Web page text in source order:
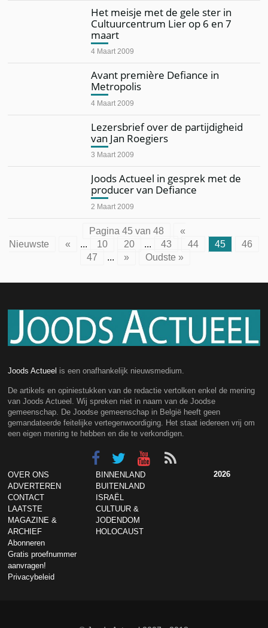
Het meisje met de gele ster in
Cultuurcentrum Lier op 6 en 7
maart
4 Maart 2009
Avant première Defiance in
Metropolis
4 Maart 2009
Lezersbrief over de partijdigheid
van Jan Roegiers
3 Maart 2009
Joods Actueel in gesprek met de
producer van Defiance
2 Maart 2009
Pagina 45 van 48
«
Nieuwste
« ... 10 20 ... 43 44 45
46
47
... » Oudste »
Joods Actueel is een onafhankelijk nieuwsmedium.
De artikels en opiniestukken van de redactie vertolken enkel de mening
van Joods Actueel. Wij spreken niet in naam van de Joodse
gemeenschap. De Joodse gemeenschap in België heeft geen
gemandateerde feitelijke vertegenwoordiging. Het staat iedereen vrij om
een eigen mening te hebben en die te verkondigen.
OVER ONS
ADVERTEREN
CONTACT
LAATSTE
MAGAZINE &
ARCHIEF
Abonneren
Gratis proefnummer
aanvragen!
Privacybeleid
BINNENLAND
BUITENLAND
ISRAËL
CULTUUR &
JODENDOM
HOLOCAUST
2026